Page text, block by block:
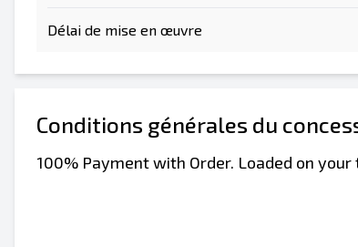
Délai de mise en œuvre
Conditions générales du
100% Payment with Order. Loaded on your